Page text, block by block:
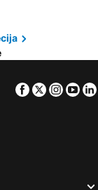
Facebook
Twitter